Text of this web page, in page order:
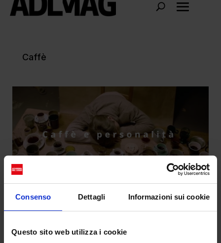
Consenso Dettagli Informazioni sui cookie
Questo sito web utilizza i cookie
Caffè
daEmma Sabatini |Gen 7, 2025